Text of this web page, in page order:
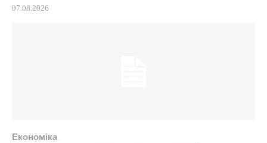
07.08.2026
Економіка